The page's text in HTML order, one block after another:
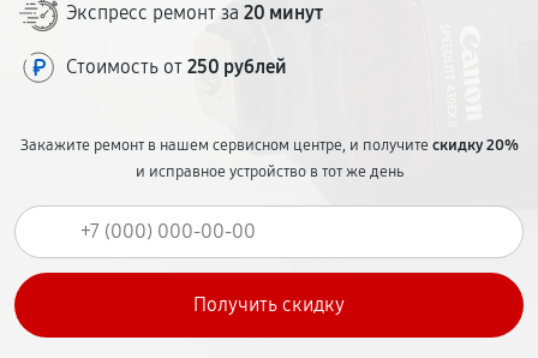
Экспресс ремонт за 20 минут
Стоимость от 250 рублей
Закажите ремонт в нашем сервисном центре, и получитескидку 20%
и исправное устройство в тот же день